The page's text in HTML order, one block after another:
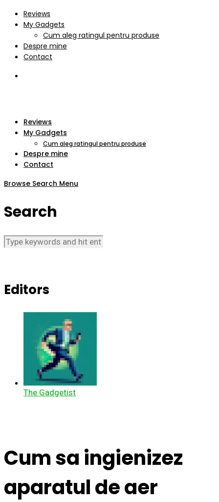
Reviews
My Gadgets
Cum aleg ratingul pentru produse
Despre mine
Contact
Reviews
My Gadgets
Cum aleg ratingul pentru produse
Despre mine
Contact
Browse Search Menu
Search
Editors
The Gadgetist
Cum sa ingienizez
aparatul de aer